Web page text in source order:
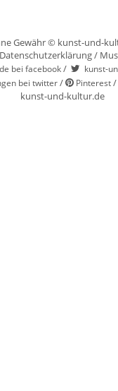
Gewähr © kunst-und-
Datenschutzerklärung/
bei facebook/ kunst-
bei twitter/ Pinterest/
kunst-und-kultur.de